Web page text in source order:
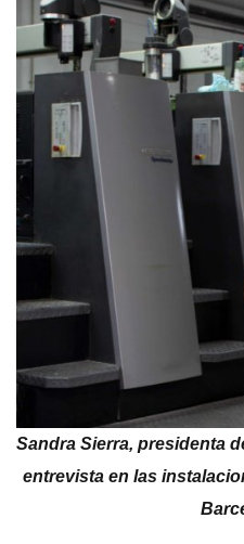
Sandra Sierra, presidenta
entrevista en las